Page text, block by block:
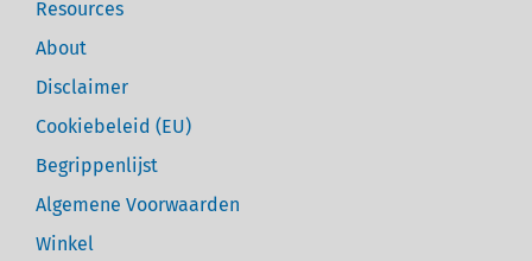
Resources
About
Disclaimer
Cookiebeleid (EU)
Begrippenlijst
Algemene Voorwaarden
Winkel